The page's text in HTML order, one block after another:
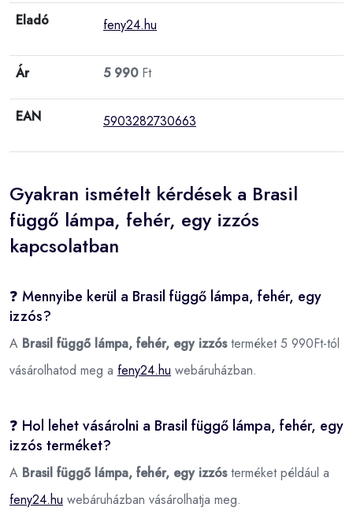
Eladó feny24.hu
Ár 5 990Ft
EAN 5903282730663
Gyakran ismételt kérdések a Brasil
függő lámpa, fehér, egy izzós
kapcsolatban
❓ Mennyibe kerül a Brasil függő lámpa, fehér, egy
izzós?
A Brasil függő lámpa, fehér, egy izzósterméket 5 990Ft-tól
vásárolhatod meg a feny24.hu webáruházban.
❓ Hol lehet vásárolni a Brasil függő lámpa, fehér, egy
izzós terméket?
A Brasil függő lámpa, fehér, egy izzósterméket például a
feny24.hu webáruházban vásárolhatja meg.